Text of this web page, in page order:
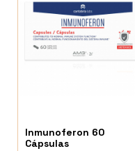
Inmunoferon 60
Cápsulas